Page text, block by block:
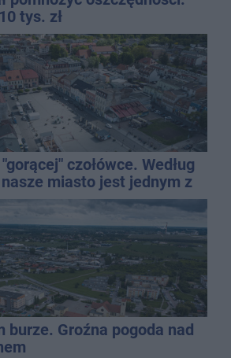
tys. zł
czołówce. Według
miasto jest jednym z
na upały
burze. Groźna pogoda nad